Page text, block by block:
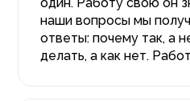
наши вопросы мы
ответы: почему так, а
делать, а как нет.